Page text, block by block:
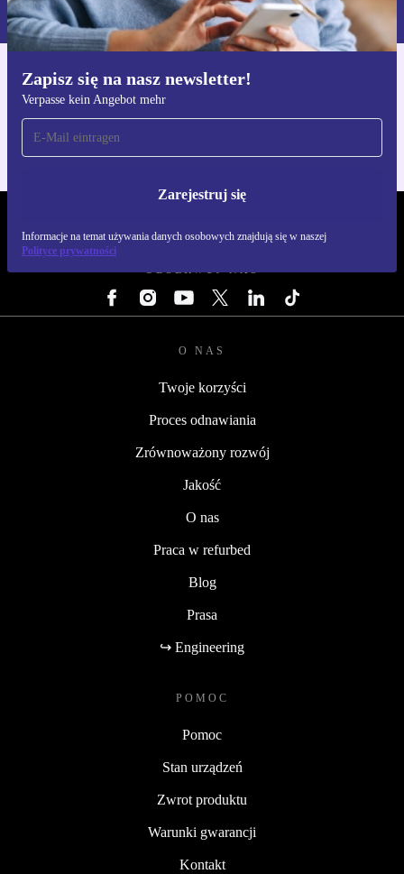
Zapisz się na nasz newsletter!
Verpasse kein Angebot mehr
Zarejestruj się
Informacje na temat używania danych osobowych znajdują się w naszej
Polityce prywatności
naszej
Polityce prywatności
Pobierz aplikację refurbed
Dla iOS i Android
OBSERWUJ NAS
O NAS
Twoje korzyści
Proces odnawiania
Zrównoważony rozwój
Jakość
O nas
Praca w refurbed
Blog
Prasa
↪ Engineering
POMOC
Pomoc
Stan urządzeń
Zwrot produktu
Warunki gwarancji
Kontakt